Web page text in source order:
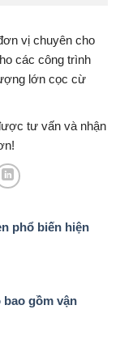
vị chuyên cho
các công trình
lớn cọc cừ
tư vấn và nhận
phổ biến hiện
gồm vận